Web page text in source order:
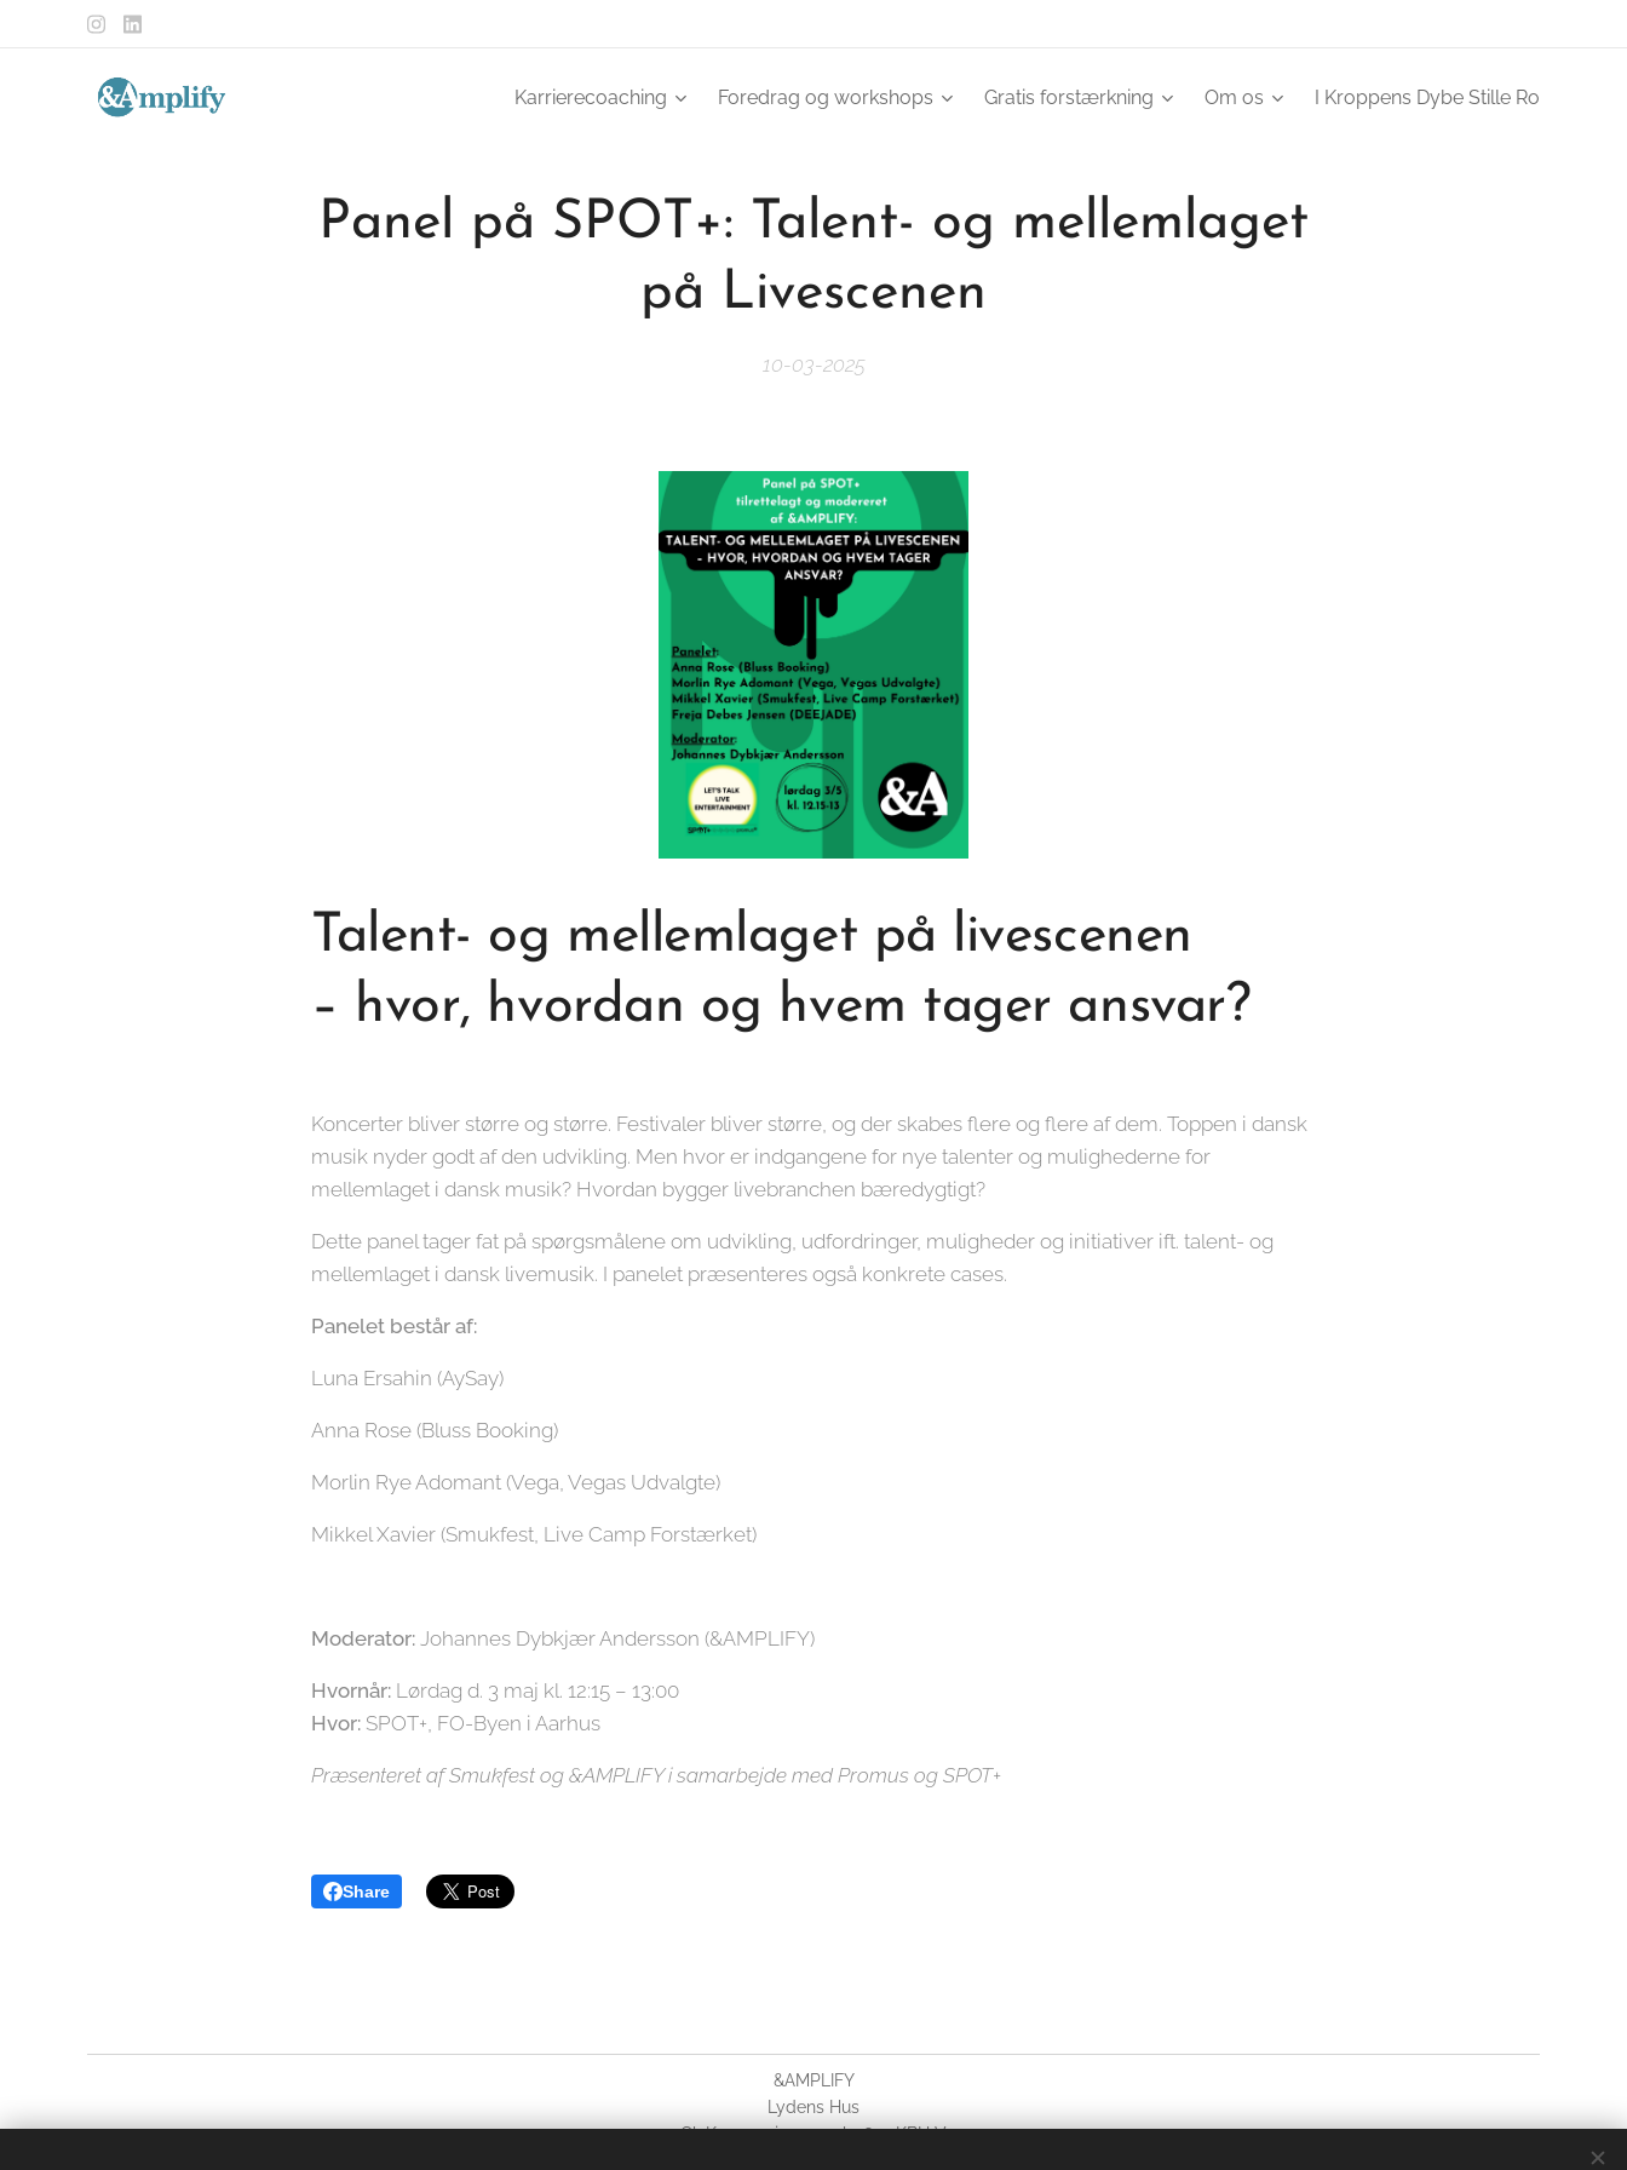
Karrierecoaching Foredrag og workshops Gratis forstærkning Om os I Kroppens Dybe Stille Ro
Panel på SPOT+: Talent- og mellemlaget
på Livescenen
10-03-2025
Talent- og mellemlaget på livescenen
– hvor, hvordan og hvem tager ansvar?
Koncerter bliver større og større. Festivaler bliver større, og der skabes flere og flere af dem. Toppen i dansk
musik nyder godt af den udvikling. Men hvor er indgangene for nye talenter og mulighederne for
mellemlaget i dansk musik? Hvordan bygger livebranchen bæredygtigt?
Dette panel tager fat på spørgsmålene om udvikling, udfordringer, muligheder og initiativer ift. talent- og
mellemlaget i dansk livemusik. I panelet præsenteres også konkrete cases.
Panelet består af:
Luna Ersahin (AySay)
Anna Rose (Bluss Booking)
Morlin Rye Adomant (Vega, Vegas Udvalgte)
Mikkel Xavier (Smukfest, Live Camp Forstærket)
Moderator: Johannes Dybkjær Andersson (&AMPLIFY)
Hvornår: Lørdag d. 3 maj kl. 12:15 – 13:00
Hvor: SPOT+, FO-Byen i Aarhus
Præsenteret af Smukfest og &AMPLIFY i samarbejde med Promus og SPOT+
Share
&AMPLIFY
Lydens Hus
Gl. Kongevej 11, 5. sal, 1610 KBH V